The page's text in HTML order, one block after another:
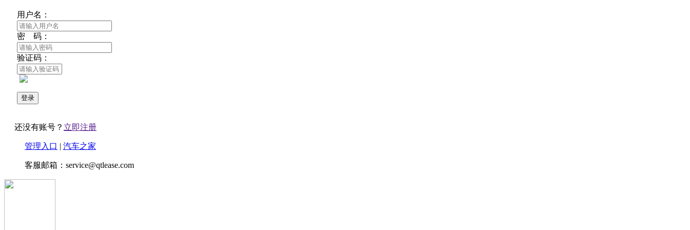
用户名：
密 码：
验证码：
还没有账号？ 立即注册
管理入口 | 汽车之家
客服邮箱：service@qtlease.com